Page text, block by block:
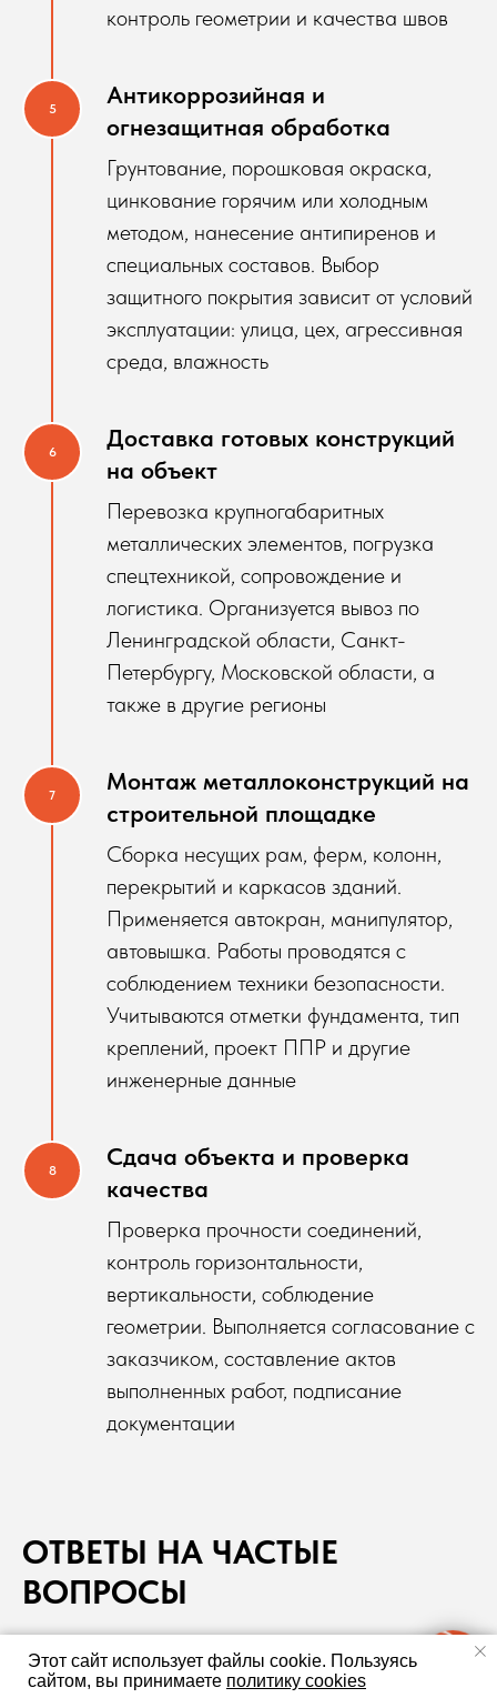
контроль геометрии и качества швов
Антикоррозийная и
огнезащитная обработка
Грунтование, порошковая окраска,
цинкование горячим или холодным
методом, нанесение антипиренов и
специальных составов. Выбор
защитного покрытия зависит от условий
эксплуатации: улица, цех, агрессивная
среда, влажность
Доставка готовых конструкций
на объект
Перевозка крупногабаритных
металлических элементов, погрузка
спецтехникой, сопровождение и
логистика. Организуется вывоз по
Ленинградской области, Санкт-
Петербургу, Московской области, а
также в другие регионы
Монтаж металлоконструкций на
строительной площадке
Сборка несущих рам, ферм, колонн,
перекрытий и каркасов зданий.
Применяется автокран, манипулятор,
автовышка. Работы проводятся с
соблюдением техники безопасности.
Учитываются отметки фундамента, тип
креплений, проект ППР и другие
инженерные данные
Сдача объекта и проверка
качества
Проверка прочности соединений,
контроль горизонтальности,
вертикальности, соблюдение
геометрии. Выполняется согласование с
заказчиком, составление актов
выполненных работ, подписание
документации
ОТВЕТЫ НА ЧАСТЫЕ
ВОПРОСЫ
Этот сайт использует файлы cookie. Пользуясь
сайтом, вы принимаете политику cookies